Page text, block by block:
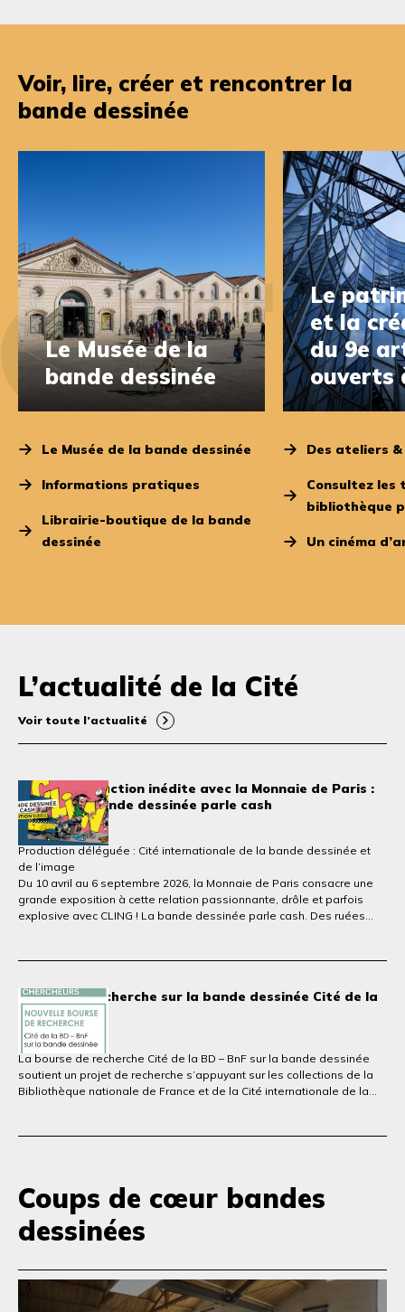
Voir, lire, créer et rencontrer la
bande dessinée
Le Musée de la
bande dessinée
Le Musée de la bande dessinée
Informations pratiques
Librairie-boutique de la bande
dessinée
Le
et la
du 9e
ouverts
Des ateliers
Consultez les
bibliothèque
Un cinéma
L’actualité de la Cité
Voir toute l’actualité
10 avril 2026
Une co-production inédite avec la Monnaie de Paris :
CLING ! La bande dessinée parle cash
Production déléguée : Cité internationale de la bande dessinée et
de l’image
Du 10 avril au 6 septembre 2026, la Monnaie de Paris consacre une
grande exposition à cette relation passionnante, drôle et parfois
explosive avec CLING ! La bande dessinée parle cash. Des ruées
oscillant sans cesse entre critique sociale et succès populaire.
10 mars 2026
Bourse de recherche sur la bande dessinée Cité de la
BD - BnF
La bourse de recherche Cité de la BD – BnF sur la bande dessinée
soutient un projet de recherche s’appuyant sur les collections de la
Bibliothèque nationale de France et de la Cité internationale de la
Coups de cœur bandes
dessinées